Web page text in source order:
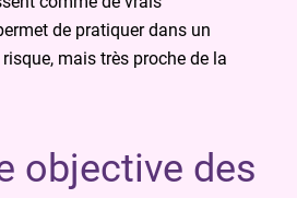
de pratiquer dans un
mais très proche de la
objective des